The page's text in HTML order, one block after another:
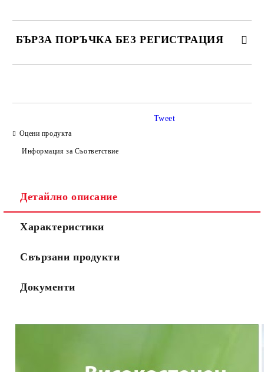
БЪРЗА ПОРЪЧКА БЕЗ РЕГИСТРАЦИЯ
Съгласен съм сПолитиката за лични данни
Оцени продукта
Информация за Съответствие
Tweet
Детайлно описание
Характеристики
Свързани продукти
Документи